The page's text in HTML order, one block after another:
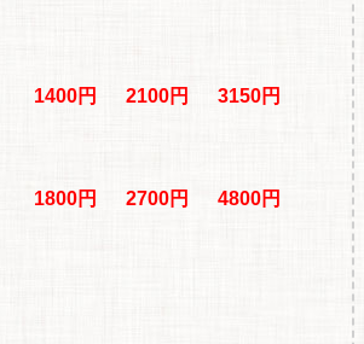
1400円 2100円 3150円
1800円 2700円 4800円